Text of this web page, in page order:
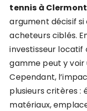
tennis à
argument décisif
acheteurs ciblés.
investisseur locatif
gamme peut y
Cependant,
plusieurs critères :
matériaux,